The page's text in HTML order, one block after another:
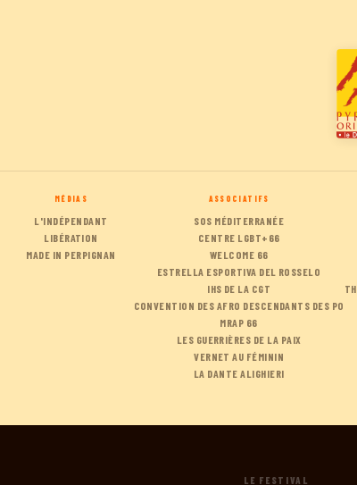
MÉDIAS
L'INDÉPENDANT
LIBÉRATION
MADE IN PERPIGNAN
ASSOCIATIFS
SOS MÉDITERRANÉE
CENTRE LGBT+66
WELCOME 66
ESTRELLA ESPORTIVA DEL ROSSELO
IHS DE LA CGT
CONVENTION DES AFRO DESCENDANTS DES PO
MRAP 66
LES GUERRIÈRES DE LA PAIX
VERNET AU FÉMININ
LA DANTE ALIGHIERI
LE FESTIVAL